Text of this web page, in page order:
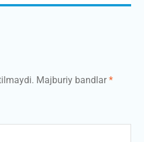
Majburiy bandlar*